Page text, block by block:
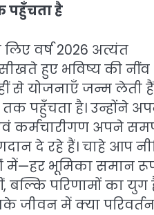
पहुँचता है
वर्ष 2026 अत्यंत
हुए भविष्य की
से योजनाएँ जन्म लेती
पहुँचता है। उन्होंने
कर्मचारीगण अपने
दे रहे हैं। चाहे आप
में—हर भूमिका समान
परिणामों का युग
जीवन में क्या परिवर्तन